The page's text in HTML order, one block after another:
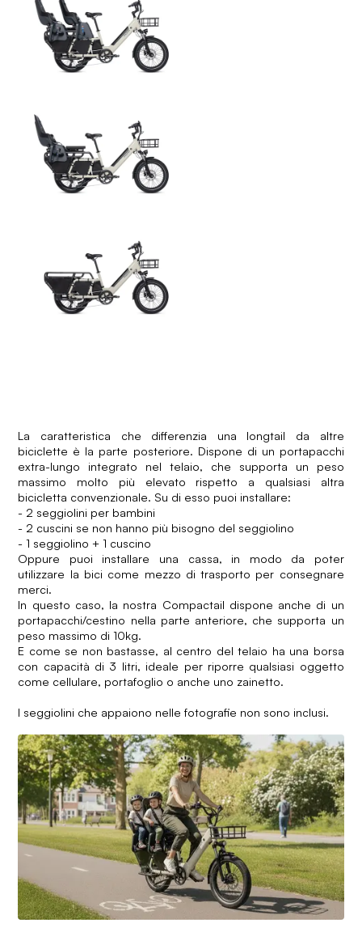
La caratteristica che differenzia una longtail da altre
biciclette è la parte posteriore. Dispone di un portapacchi
extra-lungo integrato nel telaio, che supporta un peso
massimo molto più elevato rispetto a qualsiasi altra
bicicletta convenzionale. Su di esso puoi installare:
- 2 seggiolini per bambini
- 2 cuscini se non hanno più bisogno del seggiolino
- 1 seggiolino + 1 cuscino
Oppure puoi installare una cassa, in modo da poter
utilizzare la bici come mezzo di trasporto per consegnare
merci.
In questo caso, la nostra Compactail dispone anche di un
portapacchi/cestino nella parte anteriore, che supporta un
peso massimo di 10kg.
E come se non bastasse, al centro del telaio ha una borsa
con capacità di 3 litri, ideale per riporre qualsiasi oggetto
come cellulare, portafoglio o anche uno zainetto.
I seggiolini che appaiono nelle fotografie non sono inclusi.